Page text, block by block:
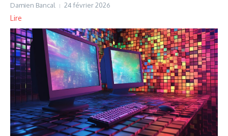
Damien Bancal 24 février 2026
Lire